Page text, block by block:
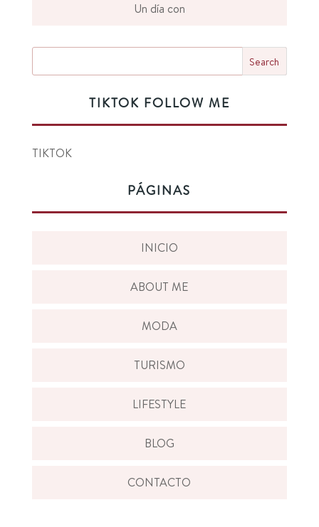
Un día con
TIKTOK FOLLOW ME
TIKTOK
PÁGINAS
INICIO
ABOUT ME
MODA
TURISMO
LIFESTYLE
BLOG
CONTACTO